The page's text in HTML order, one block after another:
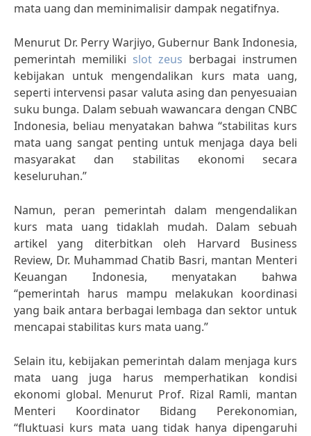
mata uang dan meminimalisir dampak negatifnya.
Menurut Dr. Perry Warjiyo, Gubernur Bank Indonesia,
pemerintah memiliki slot zeus berbagai instrumen
kebijakan untuk mengendalikan kurs mata uang,
seperti intervensi pasar valuta asing dan penyesuaian
suku bunga. Dalam sebuah wawancara dengan CNBC
Indonesia, beliau menyatakan bahwa “stabilitas kurs
mata uang sangat penting untuk menjaga daya beli
masyarakat dan stabilitas ekonomi secara
keseluruhan.”
Namun, peran pemerintah dalam mengendalikan
kurs mata uang tidaklah mudah. Dalam sebuah
artikel yang diterbitkan oleh Harvard Business
Review, Dr. Muhammad Chatib Basri, mantan Menteri
Keuangan Indonesia, menyatakan bahwa
“pemerintah harus mampu melakukan koordinasi
yang baik antara berbagai lembaga dan sektor untuk
mencapai stabilitas kurs mata uang.”
Selain itu, kebijakan pemerintah dalam menjaga kurs
mata uang juga harus memperhatikan kondisi
ekonomi global. Menurut Prof. Rizal Ramli, mantan
Menteri Koordinator Bidang Perekonomian,
“fluktuasi kurs mata uang tidak hanya dipengaruhi